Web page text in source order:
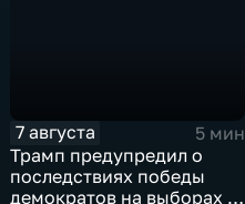
7 августа
5 мин
Трамп предупредил о
последствиях победы
демократов на выборах в